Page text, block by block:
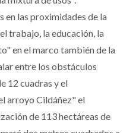
mixtura de usos".
en las proximidades de la
trabajo, la educación, la
en el marco también de la
entre los obstáculos
12 cuadras y el
arroyo Cildáñez" el
de 113 hectáreas de